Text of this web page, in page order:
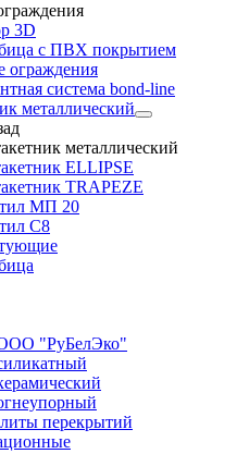
3D
с ПВХ покрытием
ограждения
система bond-line
металлический
металлический
ELLIPSE
TRAPEZE
МП 20
С8
"РуБелЭко"
перекрытий